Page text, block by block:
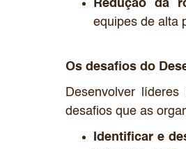
Redução da
equipes de alta
Os desafios do
Desenvolver
desafios que as
Identificar e